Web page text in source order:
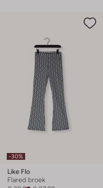
-30%
Like Flo
Flared broek